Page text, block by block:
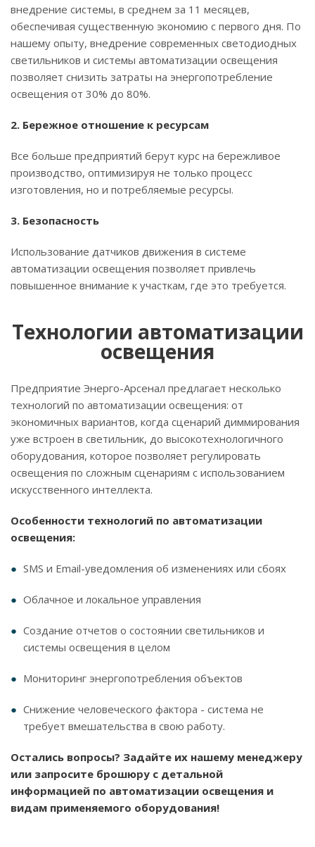
внедрение системы, в среднем за 11 месяцев,
обеспечивая существенную экономию с первого дня. По
нашему опыту, внедрение современных светодиодных
светильников и системы автоматизации освещения
позволяет снизить затраты на энергопотребление
освещения от 30% до 80%.
2. Бережное отношение к ресурсам
Все больше предприятий берут курс на бережливое
производство, оптимизируя не только процесс
изготовления, но и потребляемые ресурсы.
3. Безопасность
Использование датчиков движения в системе
автоматизации освещения позволяет привлечь
повышенное внимание к участкам, где это требуется.
Технологии автоматизации
освещения
Предприятие Энерго-Арсенал предлагает несколько
технологий по автоматизации освещения: от
экономичных вариантов, когда сценарий диммирования
уже встроен в светильник, до высокотехнологичного
оборудования, которое позволяет регулировать
освещения по сложным сценариям с использованием
искусственного интеллекта.
Особенности технологий по автоматизации
освещения:
SMS и Email-уведомления об изменениях или сбоях
Облачное и локальное управления
Создание отчетов о состоянии светильников и
системы освещения в целом
Мониторинг энергопотребления объектов
Снижение человеческого фактора - система не
требует вмешательства в свою работу.
Остались вопросы? Задайте их нашему менеджеру
или запросите брошюру с детальной
информацией по автоматизации освещения и
видам применяемого оборудования!